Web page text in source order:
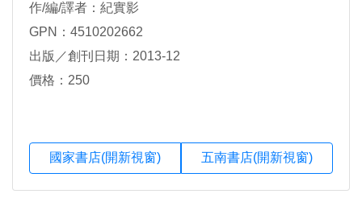
作/編/譯者：紀實影
GPN：4510202662
出版／創刊日期：2013-12
價格：250
國家書店(開新視窗) 五南書店(開新視窗)